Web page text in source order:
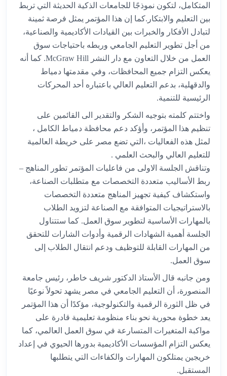
المتكامل، لتكون نموذجًا للجامعات الذكية الحديثة التي تربط
بين التعليم والابتكار.كما إن هذا المؤتمر يمثل فرصة ثمينة
لتبادل الأفكار والخبرات بين القيادات الأكاديمية والصناعية،
من أجل تطوير التعليم الجامعي وربطه باحتياجات سوق
العمل من خلال التعاون مع دار النشر McGraw Hill. كما أنه
يعكس التزام جميع المحافظات، وفي مقدمتها دمياط
والدقهلية، بدعم التعليم العالي باعتباره أحد المحركات
الرئيسية للتنمية.
واختتم كلمته بتوجيه الشكر والتقدير الى القائمين على
تنظيم هذا المؤتمر، وأؤكد دعم محافظة دمياط الكامل ،
لمثل هذه الفعاليات ،التي تضع مصر على خريطة العالمية
للتعليم العالي والبحث العلمي .
وتناقش الجلسة الاولى من فاعليات المؤتمر تطور المناهج –
ربط الأساليب متعددة التخصصات مع متطلبات الصناعة،
واستكشاف كيفية تجهيز المناهج متعددة التخصصات
بالاستراتيجيات المتوافقة مع الصناعة لتزويد الطلاب
بالمهارات الأساسية لتطوير سوق العمل. كما ستتناول
الجلسة أهمية الشهادات الرقمية وأدوات الشارات للتحقق
من المهارات القابلة للتوظيف ودعم انتقال الطلاب إلى
سوق العمل.
ومن جانبه قال الأستاذ الدكتور شريف خاطر، رئيس جامعة
المنصورة، أن التعليم الجامعي في مصر يشهد تحولاً نوعيًا
في ظل الثورة الرقمية والتكنولوجية، مؤكدًا أن هذا المؤتمر
يعد خطوة محورية نحو بناء منظومة تعليمية قادرة على
مواكبة المتغيرات المتسارعة في سوق العمل العالمي، كما
يعكس التزام المؤسسات الأكاديمية بدورها الحيوي في إعداد
خريجين يمتلكون المهارات والكفاءات التي يتطلبها
المستقبل.